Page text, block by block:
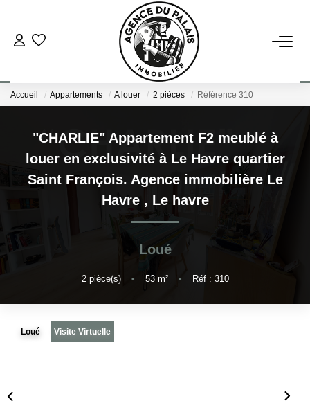
NOS BIENS
Acheter
ESTIMATION
BLOG : NOS ACTUS IMMO !
Accueil Appartements A louer 2 pièces Référence 310
"CHARLIE" Appartement F2 meublé à
louer en exclusivité à Le Havre quartier
Saint François. Agence immobilière Le
Havre , Le havre
Loué
2pièce(s) • 53m² • Réf : 310
Loué Visite Virtuelle